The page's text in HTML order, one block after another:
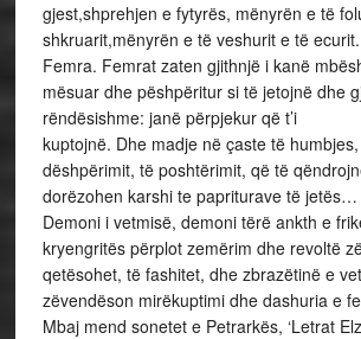
gjest,shprehjen e fytyrës, mënyrën e të
shkruarit,mënyrën e të veshurit e të ecurit.
Femra. Femrat zaten gjithnjë i kanë
mësuar dhe pëshpëritur si të jetojnë dhe
rëndësishme: janë përpjekur që t’i
kuptojnë. Dhe madje në çaste të
dëshpërimit, të poshtërimit, që të
dorëzohen karshi te papriturave të jetës…
Demoni i vetmisë, demoni tërë ankth e
kryengritës përplot zemërim dhe revoltë
qetësohet, të fashitet, dhe zbrazëtinë e
zëvendëson mirëkuptimi dhe dashuria e
Mbaj mend sonetet e Petrarkës, ‘Letrat